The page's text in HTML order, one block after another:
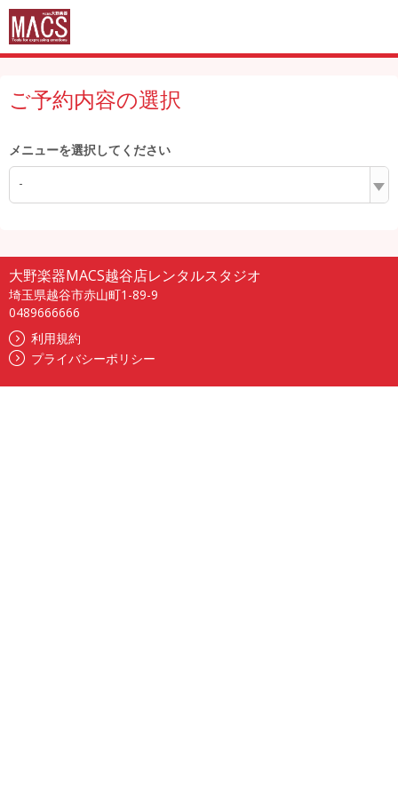
ご予約内容の選択
メニューを選択してください
-
大野楽器MACS越谷店レンタルスタジオ
埼玉県越谷市赤山町1-89-9
0489666666
利用規約
プライバシーポリシー